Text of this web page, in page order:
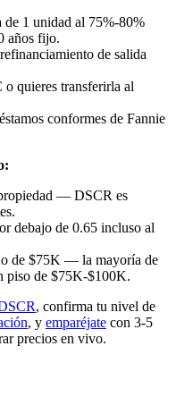
de 1 unidad al 75%-80%
años fijo.
de salida
quieres transferirla al
conformes de Fannie
— DSCR es
debajo de 0.65 incluso al
de $75K — la mayoría de
piso de $75K-$100K.
, confirma tu nivel de
, y emparéjate con 3-5
precios en vivo.